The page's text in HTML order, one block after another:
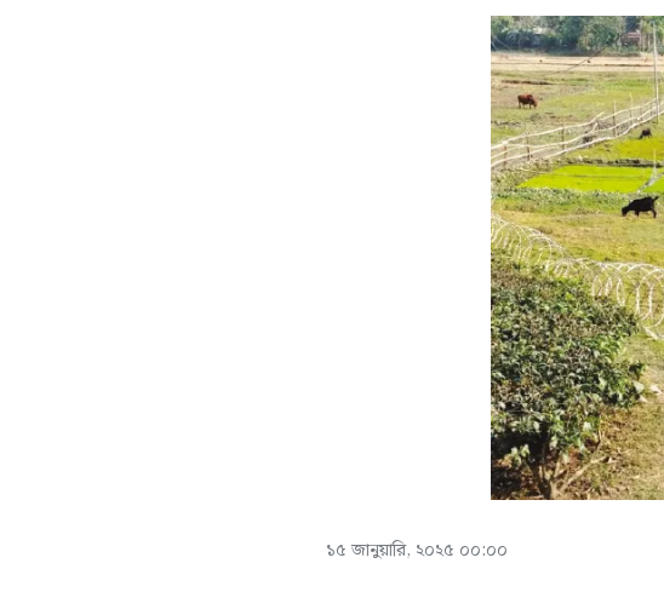
১৫ জানুয়ারি, ২০২৫ ০০:০০